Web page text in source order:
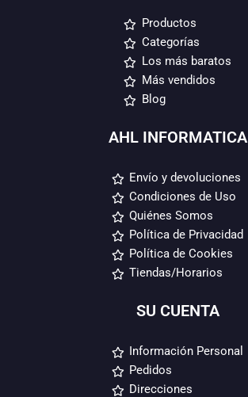
Productos
Categorías
Los más baratos
Más vendidos
Blog
AHL INFORMATICA
Envío y devoluciones
Condiciones de Uso
Quiénes Somos
Política de Privacidad
Política de Cookies
Tiendas/Horarios
SU CUENTA
Información Personal
Pedidos
Direcciones